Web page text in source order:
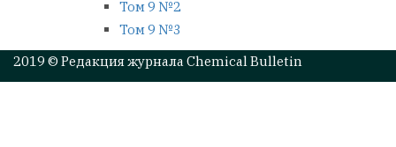
Том 9 №2
Том 9 №3
2019 © Редакция журнала Chemical Bulletin